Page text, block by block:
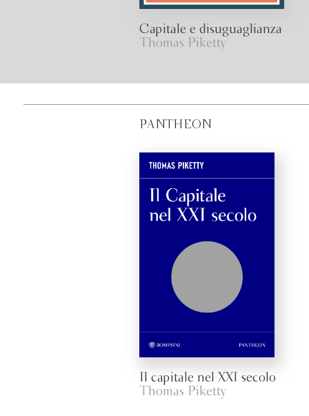
Capitale e disuguaglianza
Thomas Piketty
PANTHEON
Il capitale nel XXI secolo
Thomas Piketty